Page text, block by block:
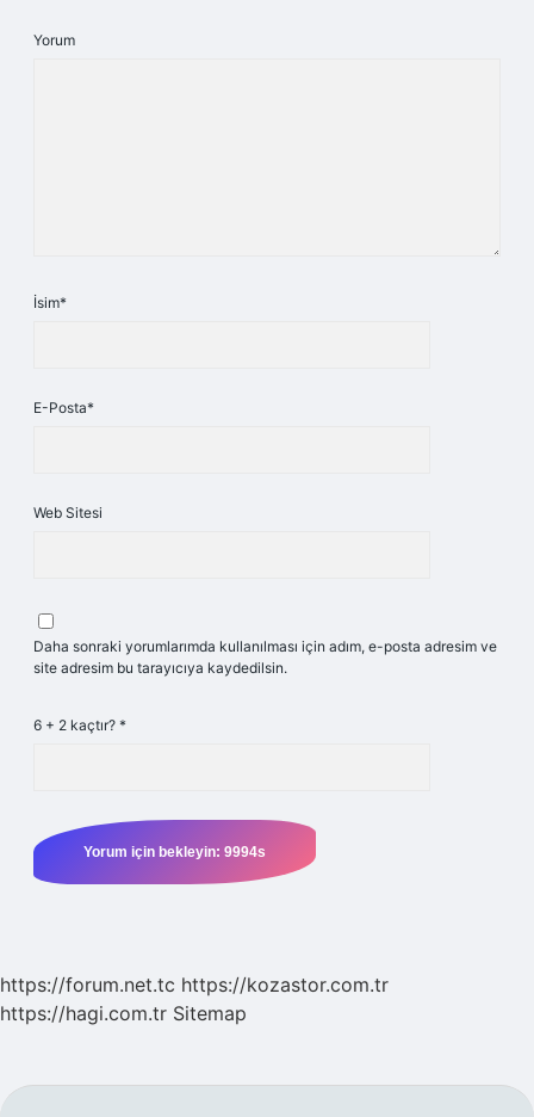
Yorum
İsim*
E-Posta*
Web Sitesi
Daha sonraki yorumlarımda kullanılması için adım, e-posta adresim ve
site adresim bu tarayıcıya kaydedilsin.
6 + 2 kaçtır? *
https://forum.net.tc https://kozastor.com.tr
https://hagi.com.tr Sitemap